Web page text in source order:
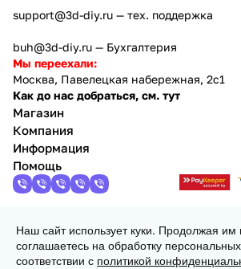
support@3d-diy.ru — тех. поддержка
buh@3d-diy.ru — Бухгалтерия
Мы переехали:
Москва, Павелецкая набережная, 2с1
Как до нас добраться, см. тут
Магазин
Компания
Информация
Помощь
2013 - 2026 © 3DiY (Тридиай) - интернет-
комплектующих для 3D принтеров, ЧПУ
робототехники
Наш сайт использует куки. Продолжая им
соглашаетесь на обработку
соответствии с политикой